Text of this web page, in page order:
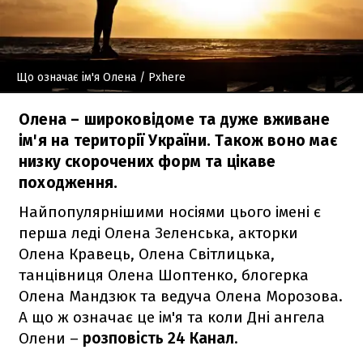
Що означає ім'я Олена / Pxhere
Олена – широковідоме та дуже вживане
ім'я на території України. Також воно має
низку скорочених форм та цікаве
походження.
Найпопулярнішими носіями цього імені є
перша леді Олена Зеленська, акторки
Олена Кравець, Олена Світлицька,
танцівниця Олена Шоптенко, блогерка
Олена Мандзюк та ведуча Олена Морозова.
А що ж означає це ім'я та коли Дні ангела
Олени – розповість 24 Канал.